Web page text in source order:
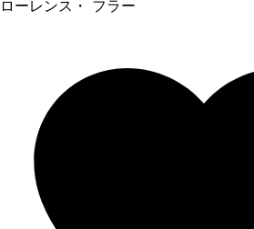
ローレンス・ フラー